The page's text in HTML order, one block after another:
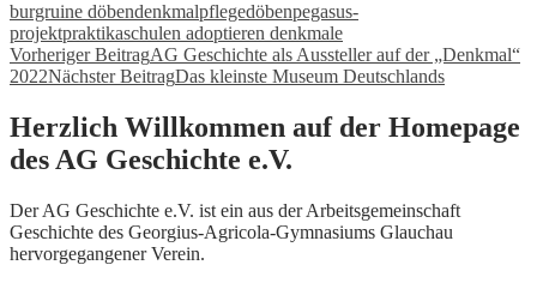
burgruine döbendenkmalpflegedöbenpegasus-
projektpraktikaschulen adoptieren denkmale
Beitragsnavigation
Vorheriger BeitragAG Geschichte als Aussteller auf der „Denkmal“
2022Nächster BeitragDas kleinste Museum Deutschlands
Herzlich Willkommen auf der Homepage
des AG Geschichte e.V.
Der AG Geschichte e.V. ist ein aus der Arbeitsgemeinschaft
Geschichte des Georgius-Agricola-Gymnasiums Glauchau
hervorgegangener Verein.